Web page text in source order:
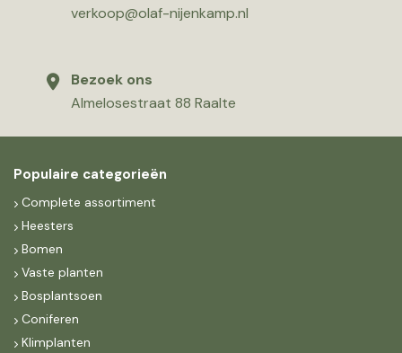
verkoop@olaf-nijenkamp.nl
Bezoek ons
Almelosestraat 88 Raalte
Populaire categorieën
Complete assortiment
Heesters
Bomen
Vaste planten
Bosplantsoen
Coniferen
Klimplanten